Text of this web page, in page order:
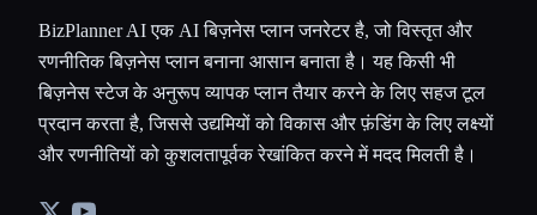
BizPlanner AI एक AI बिज़नेस प्लान जनरेटर है, जो विस्तृत और
रणनीतिक बिज़नेस प्लान बनाना आसान बनाता है। यह किसी भी
बिज़नेस स्टेज के अनुरूप व्यापक प्लान तैयार करने के लिए सहज टूल
प्रदान करता है, जिससे उद्यमियों को विकास और फ़ंडिंग के लिए लक्ष्यों
और रणनीतियों को कुशलतापूर्वक रेखांकित करने में मदद मिलती है।